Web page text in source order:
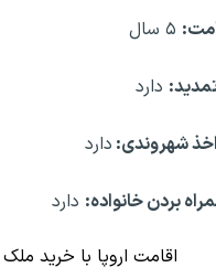
دارد
شهروندی: دارد
بردن خانواده: دارد
اقامت اروپا با خرید ملک